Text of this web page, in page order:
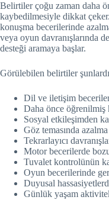
Belirtiler çoğu zaman daha
kaybedilmesiyle dikkat
konuşma becerilerinde
veya oyun davranışlarında
desteği aramaya başlar.
Görülebilen belirtiler
Dil ve iletişim
Daha önce öğrenilmiş
Sosyal etkileşimden
Göz temasında azalma
Tekrarlayıcı
Motor becerilerde
Tuvalet kontrolünün
Oyun becerilerinde
Duyusal
Günlük yaşam